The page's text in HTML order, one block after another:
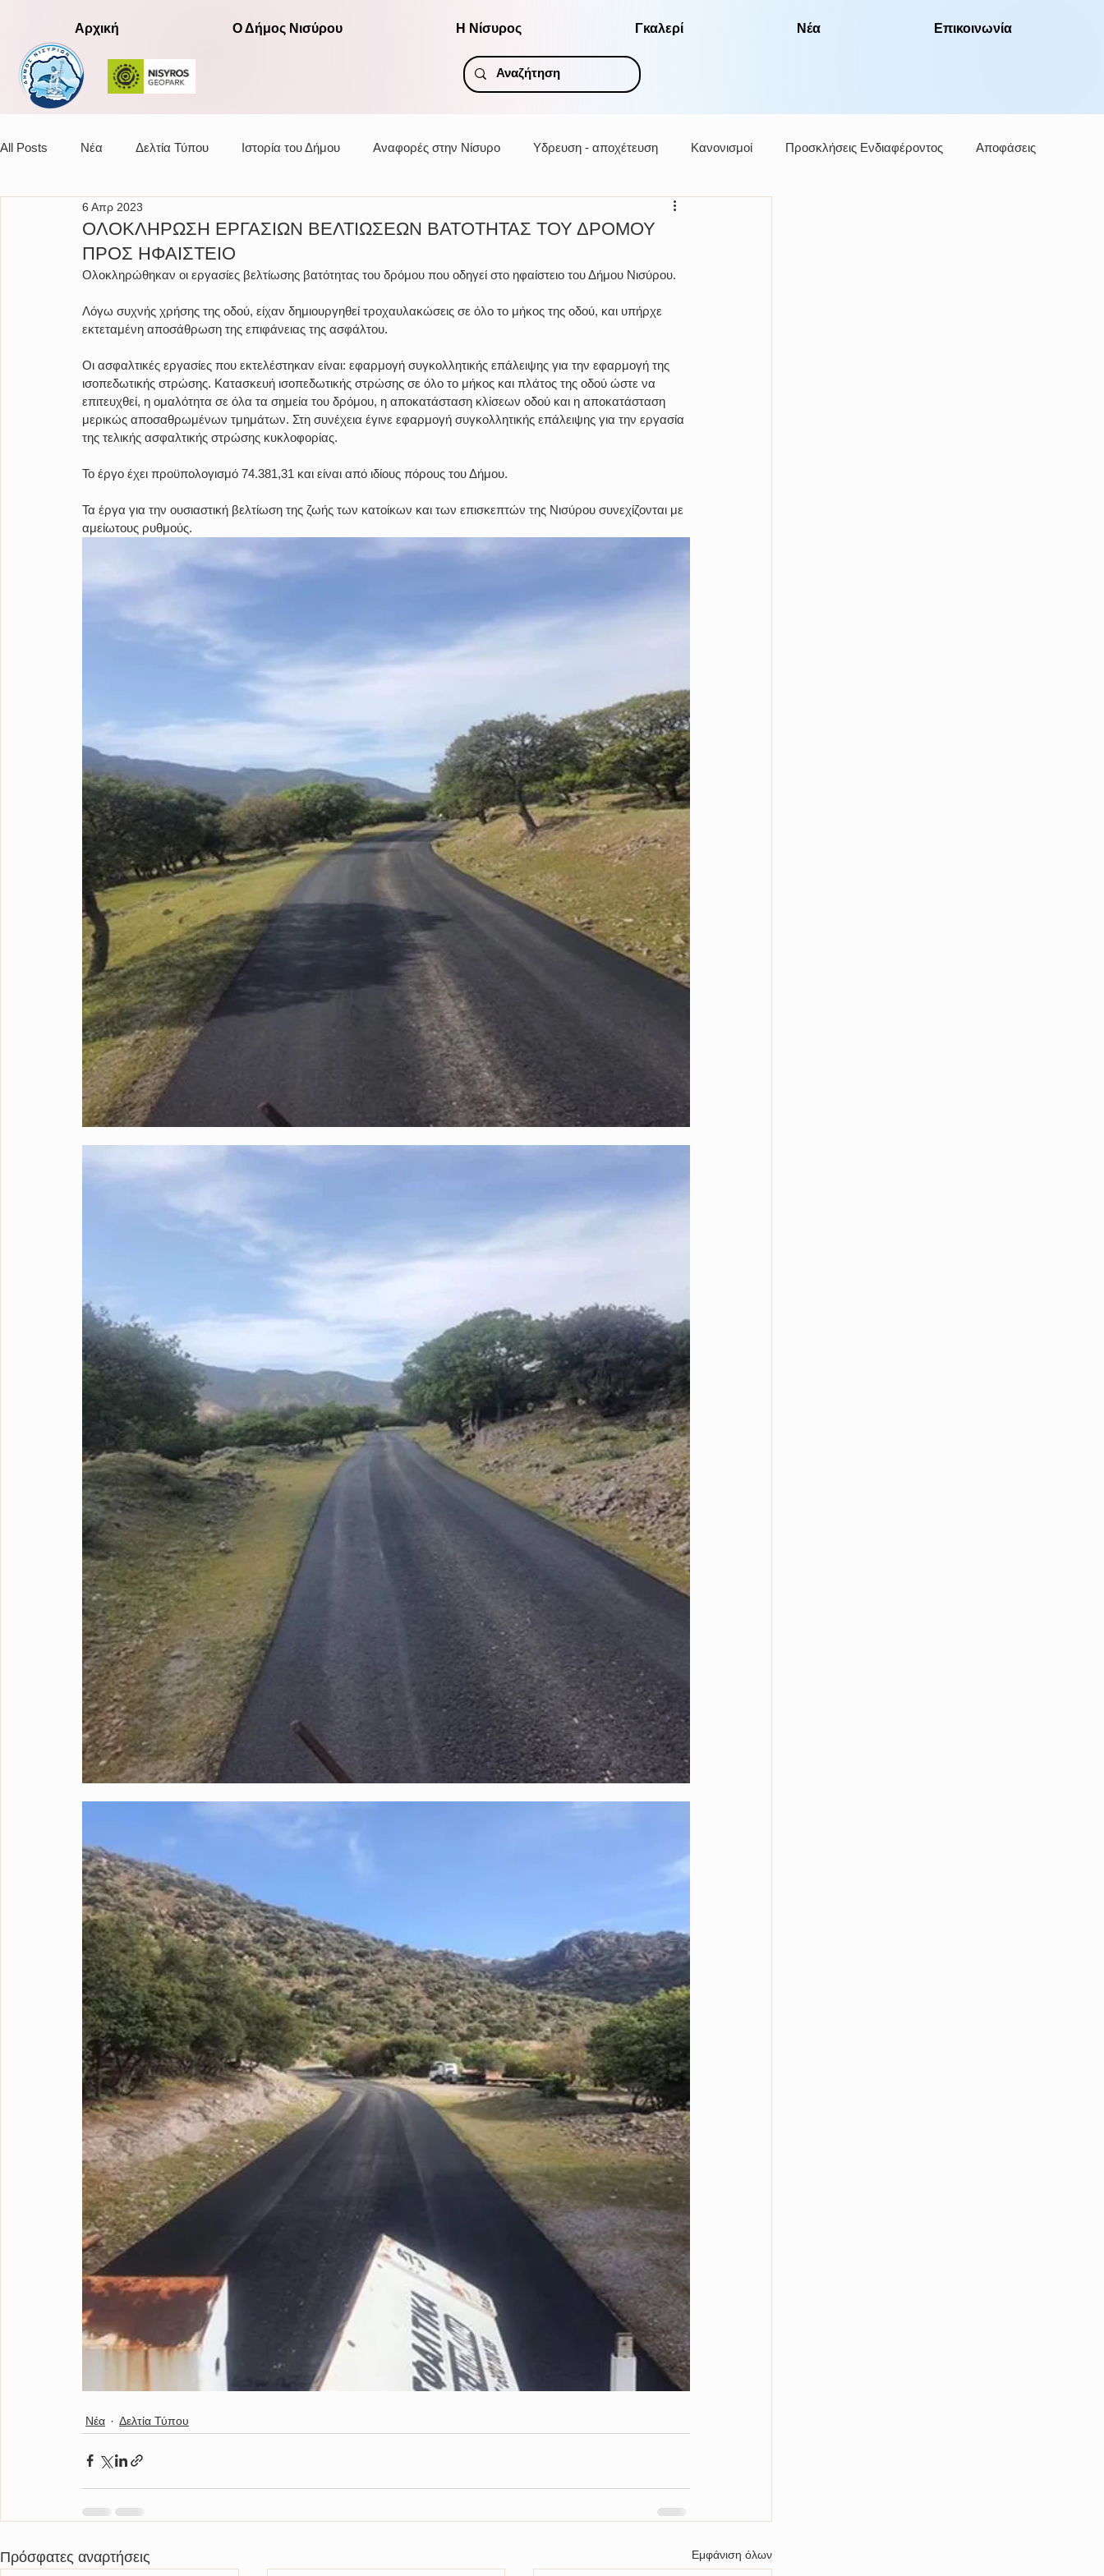
Αρχική Ο Δήμος Νισύρου Η Νίσυρος Γκαλερί Νέα Επικοινωνία
All Posts Νέα Δελτία Τύπου Ιστορία του Δήμου Αναφορές στην Νίσυρο Υδρευση - αποχέτευση Κανονισμοί Προσκλήσεις Ενδιαφέροντος Αποφάσεις
Αποφάσεις οικονομικής επιτροπής
ΟΛΟΚΛΗΡΩΣΗ ΕΡΓΑΣΙΩΝ ΒΕΛΤΙΩΣΕΩΝ ΒΑΤΟΤΗΤΑΣ ΤΟΥ ΔΡΟΜΟΥ
ΠΡΟΣ ΗΦΑΙΣΤΕΙΟ
6 Απρ 2023
Ολοκληρώθηκαν οι εργασίες βελτίωσης βατότητας του δρόμου που οδηγεί στο ηφαίστειο του Δήμου Νισύρου.
Λόγω συχνής χρήσης της οδού, είχαν δημιουργηθεί τροχαυλακώσεις σε όλο το μήκος της οδού, και υπήρχε
εκτεταμένη αποσάθρωση της επιφάνειας της ασφάλτου.
Οι ασφαλτικές εργασίες που εκτελέστηκαν είναι: εφαρμογή συγκολλητικής επάλειψης για την εφαρμογή της
ισοπεδωτικής στρώσης. Κατασκευή ισοπεδωτικής στρώσης σε όλο το μήκος και πλάτος της οδού ώστε να
επιτευχθεί, η ομαλότητα σε όλα τα σημεία του δρόμου, η αποκατάσταση κλίσεων οδού και η αποκατάσταση
μερικώς αποσαθρωμένων τμημάτων. Στη συνέχεια έγινε εφαρμογή συγκολλητικής επάλειψης για την εργασία
της τελικής ασφαλτικής στρώσης κυκλοφορίας.
Το έργο έχει προϋπολογισμό 74.381,31 και είναι από ιδίους πόρους του Δήμου.
Τα έργα για την ουσιαστική βελτίωση της ζωής των κατοίκων και των επισκεπτών της Νισύρου συνεχίζονται με
αμείωτους ρυθμούς.
Νέα Δελτία Τύπου
Πρόσφατες αναρτήσεις Εμφάνιση όλων